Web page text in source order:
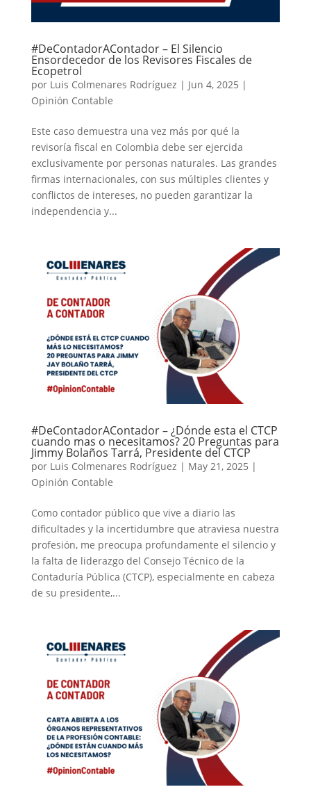
#DeContadorAContador – El Silencio
Ensordecedor de los Revisores Fiscales de
Ecopetrol
por Luis Colmenares Rodríguez | Jun 4, 2025 |
Opinión Contable
Este caso demuestra una vez más por qué la
revisoría fiscal en Colombia debe ser ejercida
exclusivamente por personas naturales. Las grandes
firmas internacionales, con sus múltiples clientes y
conflictos de intereses, no pueden garantizar la
independencia y...
#DeContadorAContador – ¿Dónde esta el CTCP
cuando mas o necesitamos? 20 Preguntas para
Jimmy Bolaños Tarrá, Presidente del CTCP
por Luis Colmenares Rodríguez | May 21, 2025 |
Opinión Contable
Como contador público que vive a diario las
dificultades y la incertidumbre que atraviesa nuestra
profesión, me preocupa profundamente el silencio y
la falta de liderazgo del Consejo Técnico de la
Contaduría Pública (CTCP), especialmente en cabeza
de su presidente,...